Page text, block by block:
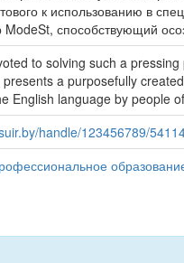
к использованию в
ModeSt, способствующий
to solving such a
a purposefully
English language by people
handle/123456789/